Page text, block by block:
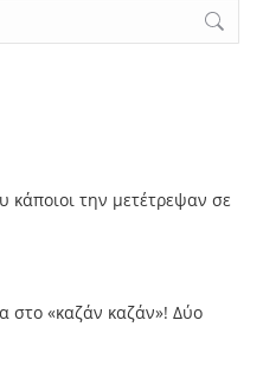
την μετέτρεψαν σε
στο «καζάν καζάν»! Δύο